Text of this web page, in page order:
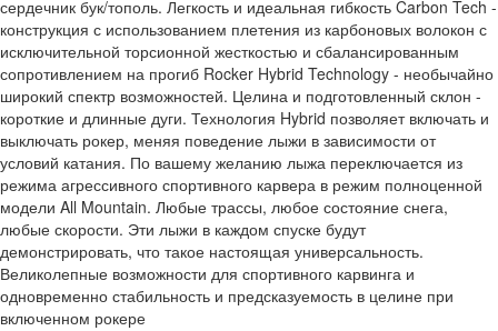
сердечник бук/тополь. Легкость и идеальная гибкость Carbon Tech -
конструкция с использованием плетения из карбоновых волокон с
исключительной торсионной жесткостью и сбалансированным
сопротивлением на прогиб Rocker Hybrid Technology - необычайно
широкий спектр возможностей. Целина и подготовленный склон -
короткие и длинные дуги. Технология Hybrid позволяет включать и
выключать рокер, меняя поведение лыжи в зависимости от
условий катания. По вашему желанию лыжа переключается из
режима агрессивного спортивного карвера в режим полноценной
модели All Mountain. Любые трассы, любое состояние снега,
любые скорости. Эти лыжи в каждом спуске будут
демонстрировать, что такое настоящая универсальность.
Великолепные возможности для спортивного карвинга и
одновременно стабильность и предсказуемость в целине при
включенном рокере